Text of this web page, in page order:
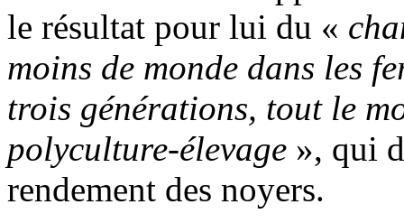
le résultat pour lui du «
moins de monde dans les
trois générations, tout le
polyculture-élevage », qui
rendement des noyers.